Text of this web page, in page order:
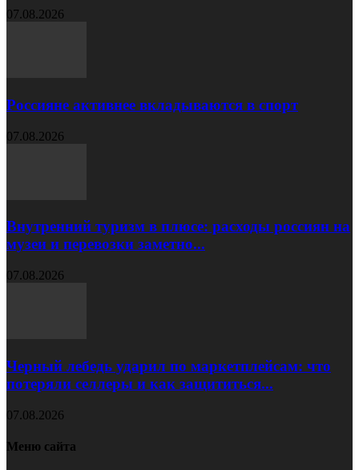
07.08.2026
Россияне активнее вкладываются в спорт
07.08.2026
Внутренний туризм в плюсе: расходы россиян на
музеи и перевозки заметно...
07.08.2026
Черный лебедь ударил по маркетплейсам: что
потеряли селлеры и как защититься...
07.08.2026
Меню сайта